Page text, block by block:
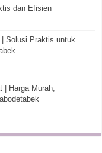
dan Efisien
Solusi Praktis untuk
| Harga Murah,